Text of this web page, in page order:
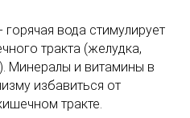
вода стимулирует
тракта (желудка,
Минералы и витамины в
избавиться от
тракте.